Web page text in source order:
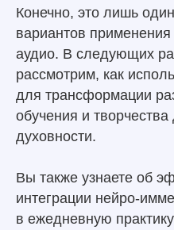
Конечно, это лишь
вариантов
аудио. В следующих
рассмотрим, как
для трансформации
обучения и
духовности.
Вы также узнаете об
интеграции нейро-
в ежедневную